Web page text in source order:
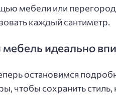
мебели или
каждый сантиметр.
мебель идеально
остановимся
чтобы сохранить